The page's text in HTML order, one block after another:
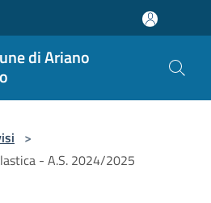
di Ariano
>
- A.S. 2024/2025